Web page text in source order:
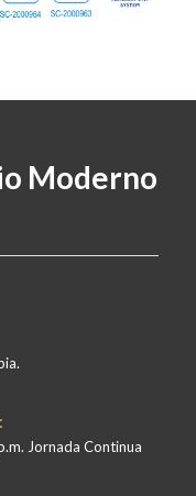
Moderno
Jornada Continua